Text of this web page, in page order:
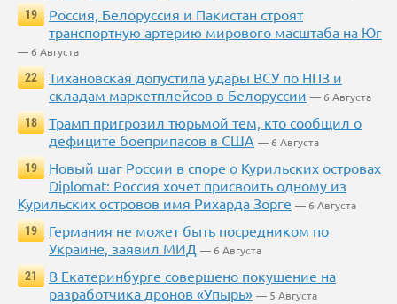
19
Россия, Белоруссия и Пакистан строят
транспортную артерию мирового масштаба на Юг
— 6 Августа
22
Тихановская допустила удары ВСУ по НПЗ и
складам маркетплейсов в Белоруссии — 6 Августа
18
Трамп пригрозил тюрьмой тем, кто сообщил о
дефиците боеприпасов в США — 6 Августа
19
Новый шаг России в споре о Курильских островах
Diplomat: Россия хочет присвоить одному из
Курильских островов имя Рихарда Зорге — 6 Августа
19
Германия не может быть посредником по
Украине, заявил МИД — 6 Августа
21
В Екатеринбурге совершено покушение на
разработчика дронов «Упырь» — 5 Августа